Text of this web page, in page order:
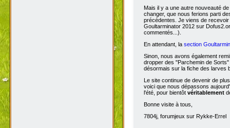
Mais il y a une autre nouveauté
changer, que nous ferions parti
précédentes. Je viens de
Goultarminator 2012 sur
commentés...).
En attendant, la section
Sinon, nous avons également
dropper des "Parchemin de
désormais sur la fiche des larves
Le site continue de devenir de
voici que nous dépassons
l'été, pour bientôt véritablement
Bonne visite à tous,
7804j, forumjeux sur Rykke-Errel